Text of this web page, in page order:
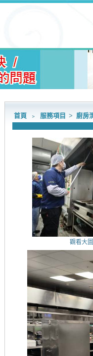
首頁 ﹥ 服務項目 > 廚房
觀看大